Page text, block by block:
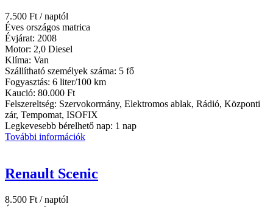
7.500 Ft / naptól
Éves országos matrica
Évjárat: 2008
Motor: 2,0 Diesel
Klíma: Van
Szállítható személyek száma: 5 fő
Fogyasztás: 6 liter/100 km
Kaució: 80.000 Ft
Felszereltség: Szervokormány, Elektromos ablak, Rádió, Központi
zár, Tempomat, ISOFIX
Legkevesebb bérelhető nap: 1 nap
További információk
Renault Scenic
8.500 Ft / naptól